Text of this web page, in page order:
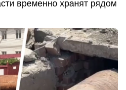
временно хранят рядом